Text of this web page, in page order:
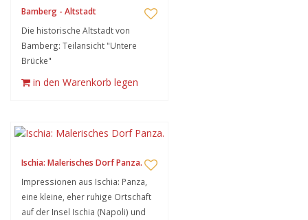
Bamberg - Altstadt
Die historische Altstadt von
Bamberg: Teilansicht "Untere
Brücke"
in den Warenkorb legen
Ischia: Malerisches Dorf Panza.
Impressionen aus Ischia: Panza,
eine kleine, eher ruhige Ortschaft
auf der Insel Ischia (Napoli) und